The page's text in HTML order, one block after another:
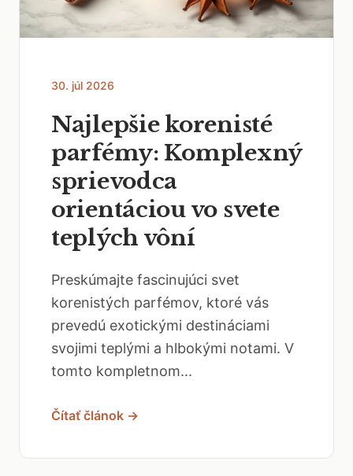
30. júl 2026
Najlepšie korenisté
parfémy: Komplexný
sprievodca
orientáciou vo svete
teplých vôní
Preskúmajte fascinujúci svet
korenistých parfémov, ktoré vás
prevedú exotickými destináciami
svojimi teplými a hlbokými notami. V
tomto kompletnom...
Čítať článok →